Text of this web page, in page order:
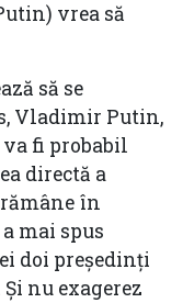
vrea să
să se
Vladimir Putin,
fi probabil
directă a
în
mai spus
doi președinți
nu exagerez